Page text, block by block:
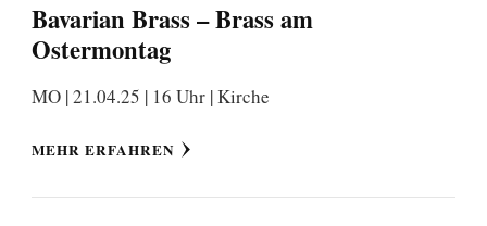
Bavarian Brass – Brass am
Ostermontag
MO | 21.04.25 | 16 Uhr | Kirche
MEHR ERFAHREN